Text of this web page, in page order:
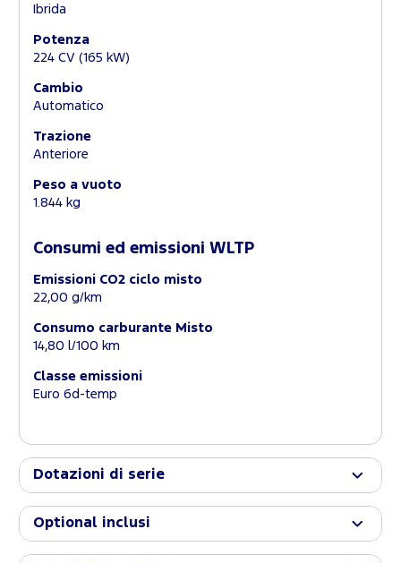
Ibrida
Potenza
224 CV (165 kW)
Cambio
Automatico
Trazione
Anteriore
Peso a vuoto
1.844 kg
Consumi ed emissioni WLTP
Emissioni CO2 ciclo misto
22,00 g/km
Consumo carburante Misto
14,80 l/100 km
Classe emissioni
Euro 6d-temp
Dotazioni di serie
Optional inclusi